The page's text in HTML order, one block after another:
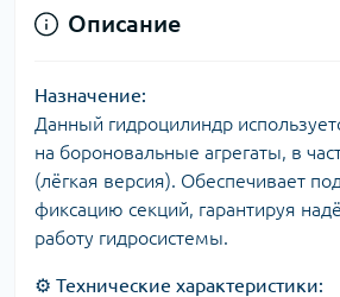
Описание
Назначение:
Данный гидроцилиндр
на бороновальные агрегаты, в
(лёгкая версия). Обеспечивает
фиксацию секций, гарантируя
работу гидросистемы.
⚙️ Технические характеристики: